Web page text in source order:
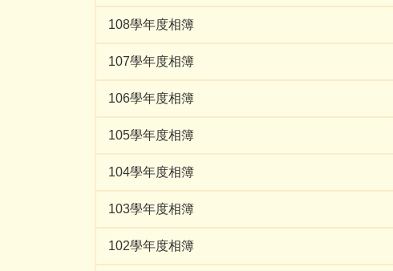
108學年度相簿
107學年度相簿
106學年度相簿
105學年度相簿
104學年度相簿
103學年度相簿
102學年度相簿